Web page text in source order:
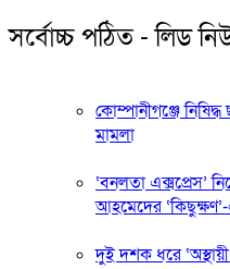
সর্বোচ্চ পঠিত - লিড
কোম্পানীগঞ্জে
মামলা
‘বনলতা এক্সপ্রেস’
আহমেদের
দুই দশক ধরে